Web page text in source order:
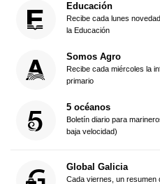
Educación
Recibe cada lunes
la Educación
Somos Agro
Recibe cada miércoles la
primario
5 océanos
Boletín diario para
baja velocidad)
Global Galicia
Cada viernes, un resumen